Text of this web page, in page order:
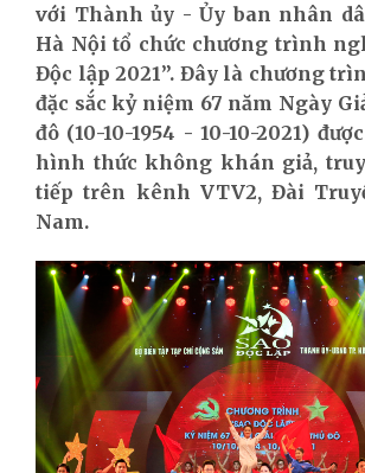
với Thành ủy - Ủy ban nhân
Hà Nội tổ chức chương trình
Độc lập 2021”. Đây là chương
đặc sắc kỷ niệm 67 năm Ngày
đô (10-10-1954 - 10-10-2021)
hình thức không khán giả,
tiếp trên kênh VTV2, Đài
Nam.